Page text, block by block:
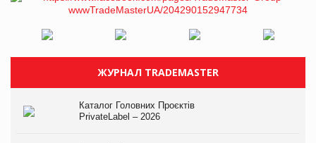
ЖУРНАЛ TRADEMASTER
Каталог Головних Проєктів
PrivateLabel – 2026